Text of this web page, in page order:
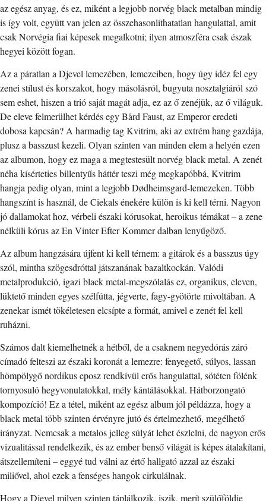
az egész anyag, és ez, miként a legjobb norvég black metalban mindig
is így volt, együtt van jelen az összehasonlíthatatlan hangulattal, amit
csak Norvégia fiai képesek megalkotni; ilyen atmoszféra csak észak
hegyei között fogan.
Az a páratlan a Djevel lemezében, lemezeiben, hogy úgy idéz fel egy
zenei stílust és korszakot, hogy másolásról, bugyuta nosztalgiáról szó
sem eshet, hiszen a trió saját magát adja, ez az ő zenéjük, az ő világuk.
De eleve felmerülhet kérdés egy Bård Faust, az Emperor eredeti
dobosa kapcsán? A harmadig tag Kvitrim, aki az extrém hang gazdája,
plusz a basszust kezeli. Olyan szinten van minden elem a helyén ezen
az albumon, hogy ez maga a megtestesült norvég black metal. A zenét
néha kísérteties billentyűs háttér teszi még megkapóbbá, Kvitrim
hangja pedig olyan, mint a legjobb Dødheimsgard-lemezeken. Több
hangszínt is használ, de Ciekals énekére külön is ki kell térni. Nagyon
jó dallamokat hoz, vérbeli északi kórusokat, heroikus témákat – a zene
nélküli kórus az En Vinter Efter Kommer dalban lenyűgöző.
Az album hangzására újfent ki kell térnem: a gitárok és a basszus úgy
szól, mintha szögesdróttal játszanának bazaltkockán. Valódi
metalprodukció, igazi black metal-megszólalás ez, organikus, eleven,
lüktető minden egyes szélfútta, jégverte, fagy-gyötörte mivoltában. A
zenekar ismét tökéletesen elcsípte a formát, amivel e zenét fel kell
ruházni.
Számos dalt kiemelhetnék a hétből, de a csaknem negyedórás záró
címadó felteszi az északi koronát a lemezre: fenyegető, súlyos, lassan
hömpölygő nordikus eposz rendkívül erős hangulattal, sötéten fölénk
tornyosuló hegyvonulatokkal, mély kántálásokkal. Hátborzongató
kompozíció! Ez a tétel, miként az egész album jól példázza, hogy a
black metal több szinten érvényre jutó és értelmezhető, megélhető
irányzat. Nemcsak a metalos jelleg súlyát lehet észlelni, de nagyon erős
vizualitással rendelkezik, és az ember benső világát is képes átalakítani,
átszellemíteni – eggyé tud válni az értő hallgató azzal az északi
miliővel, ahol ezek a fenséges hangok cirkulálnak.
Hogy a Djevel milyen szinten táplálkozik, iszik, merít szülőföldje